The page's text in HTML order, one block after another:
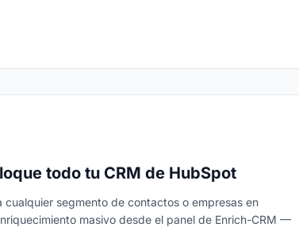
todo tu CRM de HubSpot
cualquier segmento de contactos o empresas en
masivo desde el panel de Enrich-CRM —